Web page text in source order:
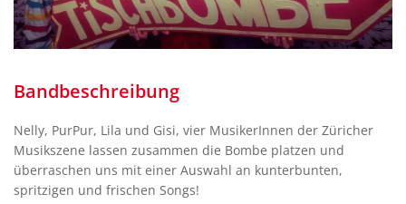
Bandbeschreibung
Nelly, PurPur, Lila und Gisi, vier MusikerInnen der Züricher
Musikszene lassen zusammen die Bombe platzen und
überraschen uns mit einer Auswahl an kunterbunten,
spritzigen und frischen Songs!